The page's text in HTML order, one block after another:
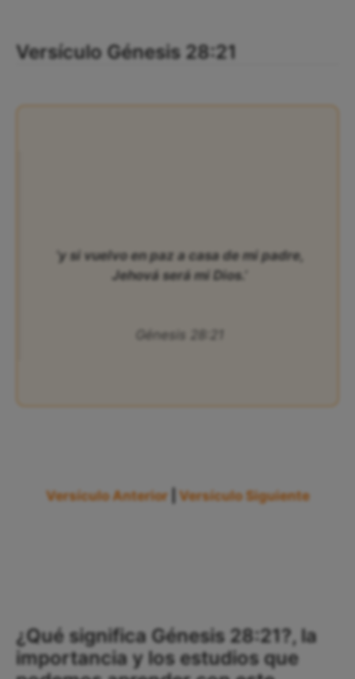
Versículo Génesis 28:21
‘y si vuelvo en paz a casa de mi padre,
Jehová será mi Dios.’
Génesis 28:21
Versículo Anterior Versículo Siguiente
¿Qué significa Génesis 28:21?, la
importancia y los estudios que